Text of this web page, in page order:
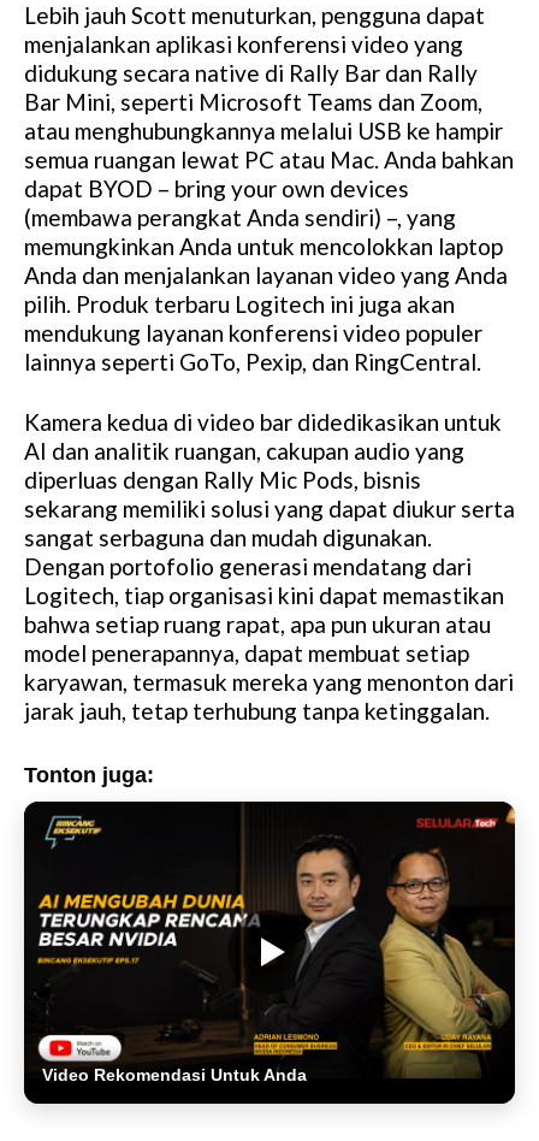
Lebih jauh Scott menuturkan, pengguna dapat
menjalankan aplikasi konferensi video yang
didukung secara native di Rally Bar dan Rally
Bar Mini, seperti Microsoft Teams dan Zoom,
atau menghubungkannya melalui USB ke hampir
semua ruangan lewat PC atau Mac. Anda bahkan
dapat BYOD – bring your own devices
(membawa perangkat Anda sendiri) –, yang
memungkinkan Anda untuk mencolokkan laptop
Anda dan menjalankan layanan video yang Anda
pilih. Produk terbaru Logitech ini juga akan
mendukung layanan konferensi video populer
lainnya seperti GoTo, Pexip, dan RingCentral.
Kamera kedua di video bar didedikasikan untuk
AI dan analitik ruangan, cakupan audio yang
diperluas dengan Rally Mic Pods, bisnis
sekarang memiliki solusi yang dapat diukur serta
sangat serbaguna dan mudah digunakan.
Dengan portofolio generasi mendatang dari
Logitech, tiap organisasi kini dapat memastikan
bahwa setiap ruang rapat, apa pun ukuran atau
model penerapannya, dapat membuat setiap
karyawan, termasuk mereka yang menonton dari
jarak jauh, tetap terhubung tanpa ketinggalan.
Tonton juga:
Video Rekomendasi Untuk Anda